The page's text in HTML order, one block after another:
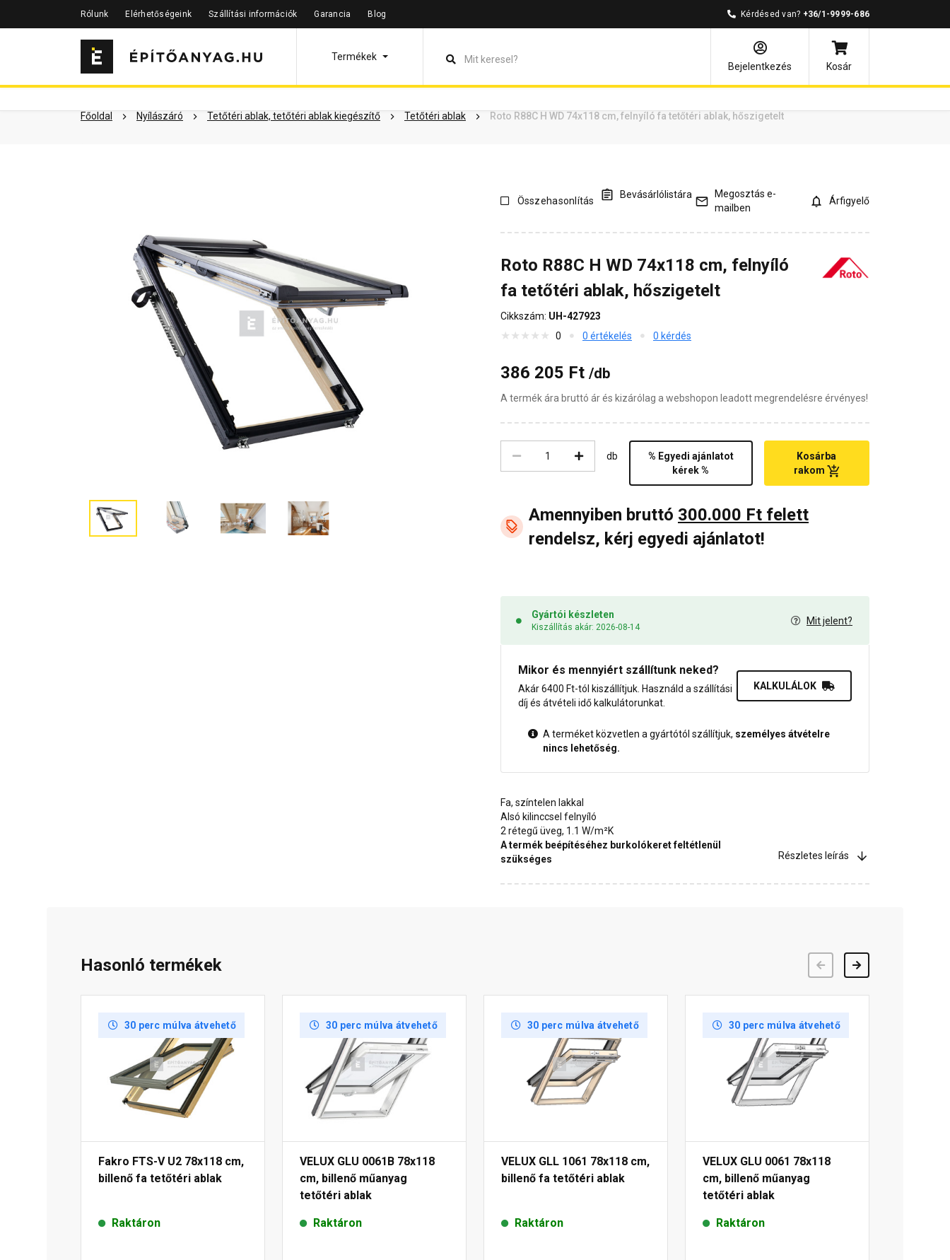
Rólunk Elérhetőségeink Szállítási információk Garancia Blog Kérdésed van? +36/1-9999-686
Termékek
Bejelentkezés
Kosár
Főoldal Nyílászáró Tetőtéri ablak, tetőtéri ablak kiegészítő Tetőtéri ablak Roto R88C H WD 74x118 cm, felnyíló fa tetőtéri ablak, hőszigetelt
Szükséged lehet rá Részletes leírás Termékinformáció Dokumentumok Vásárlói vélemények Kérdések és válaszok
Összehasonlítás
Bevásárlólistára
Megosztás e-
mailben
Árfigyelő
Roto R88C H WD 74x118 cm, felnyíló
fa tetőtéri ablak, hőszigetelt
Cikkszám: UH-427923
0
0 értékelés 0 kérdés
386 205 Ft /db
A termék ára bruttó ár és kizárólag a webshopon leadott megrendelésre érvényes!
db
% Egyedi ajánlatot
kérek %
Kosárba
rakom
Amennyiben bruttó 300.000 Ft felett
rendelsz, kérj egyedi ajánlatot!
Gyártói készleten
Kiszállítás akár: 2026-08-14
Mit jelent?
Mikor és mennyiért szállítunk neked?
Akár 6400 Ft-tól kiszállítjuk. Használd a szállítási
díj és átvételi idő kalkulátorunkat.
KALKULÁLOK
A terméket közvetlen a gyártótól szállítjuk, személyes átvételre
nincs lehetőség.
Fa, színtelen lakkal
Alsó kilinccsel felnyíló
2 rétegű üveg, 1.1 W/m²K
A termék beépítéséhez burkolókeret feltétlenül
szükséges
Részletes leírás
Hasonló termékek
30 perc múlva átvehető
Fakro FTS-V U2 78x118 cm,
billenő fa tetőtéri ablak
Raktáron
30 perc múlva átvehető
VELUX GLU 0061B 78x118
cm, billenő műanyag
tetőtéri ablak
Raktáron
30 perc múlva átvehető
VELUX GLL 1061 78x118 cm,
billenő fa tetőtéri ablak
Raktáron
30 perc múlva átvehető
VELUX GLU 0061 78x118
cm, billenő műanyag
tetőtéri ablak
Raktáron